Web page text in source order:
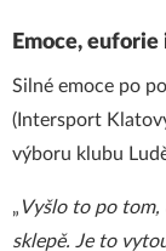
Emoce,
Silné emoce po
(Intersport
výboru klubu
„ Vyšlo to po tom,
sklepě. Je to